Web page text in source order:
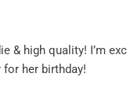
& high quality! I’m
her birthday!